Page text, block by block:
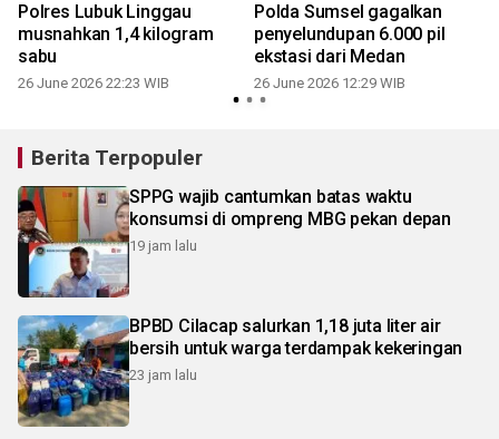
Polres Lubuk Linggau
musnahkan 1,4 kilogram
sabu
26 June 2026 22:23 WIB
Polda Sumsel gagalkan
penyelundupan 6.000 pil
ekstasi dari Medan
26 June 2026 12:29 WIB
Berita Terpopuler
SPPG wajib cantumkan batas waktu
konsumsi di ompreng MBG pekan depan
19 jam lalu
BPBD Cilacap salurkan 1,18 juta liter air
bersih untuk warga terdampak kekeringan
23 jam lalu